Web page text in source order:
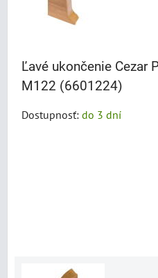
Ľavé ukončenie Cezar
M122 (6601224)
Dostupnosť: do 3 dní